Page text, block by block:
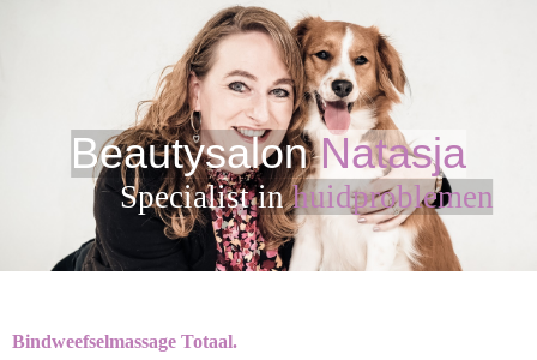
Beautysalon Natasja
Specialist inhuidproblemen
Bindweefselmassage Totaal.